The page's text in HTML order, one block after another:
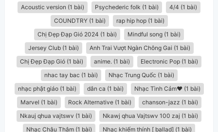
Acoustic version (1 bài)
Psychederic folk (1 bài)
4/4 (1 bài)
COUNDTRY (1 bài)
rap hip hop (1 bài)
Chị Đẹp Đạp Gió 2024 (1 bài)
Mindful song (1 bài)
Jersey Club (1 bài)
Anh Trai Vượt Ngàn Chông Gai (1 bài)
Chị Đẹp Đạp Gió (1 bài)
anime. (1 bài)
Electronic Pop (1 bài)
nhac tay bac (1 bài)
Nhạc Trung Quốc (1 bài)
nhạc phật giáo (1 bài)
dân ca​ (1 bài)
Nhạc Tình Cảm❤️ (1 bài)
Marvel (1 bài)
Rock Alternative (1 bài)
chanson-jazz (1 bài)
Nkauj qhua vajtswv (1 bài)
Nkawj qhua Vajtswv 100 zaj (1 bài)
Nhạc Châu Thâm (1 bài)
Nhạc khiếm thính [ ballad] (1 bài)